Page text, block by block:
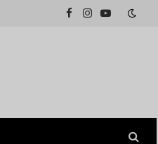
Facebook
InstagramYouTube